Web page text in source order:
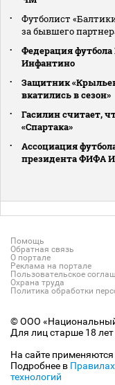
Футболист
за бывшего
Федерация
Инфантино
Защитник
вкатились в сезон»
Гасилин считает,
«Спартака»
Ассоциация
президента ФИФА
Помощь
Обратная связь
О портале
Реклама на портале
Пользовательское
Охрана труда
Политика обработки
© ООО «Национальный
Для лиц старше 18 лет
На сайте
Подробнее в
технологий